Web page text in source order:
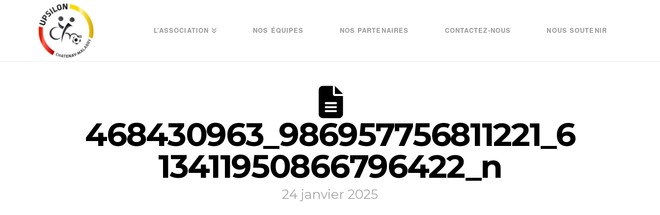
L’ASSOCIATION NOS ÉQUIPES NOS PARTENAIRES CONTACTEZ-NOUS NOUS SOUTENIR
468430963_986957756811221_6
13411950866796422_n
24 janvier 2025